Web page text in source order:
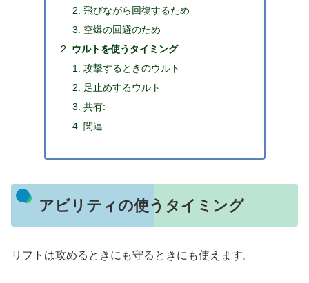
飛びながら回復するため
空爆の回避のため
ウルトを使うタイミング
攻撃するときのウルト
足止めするウルト
共有:
関連
アビリティの使うタイミング
リフトは攻めるときにも守るときにも使えます。